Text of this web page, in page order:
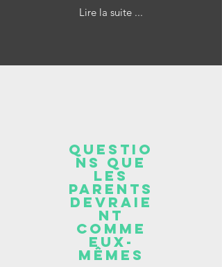
Lire la suite ...
questio
ns que
les
parents
devraie
nt
comme
eux-
mêmes